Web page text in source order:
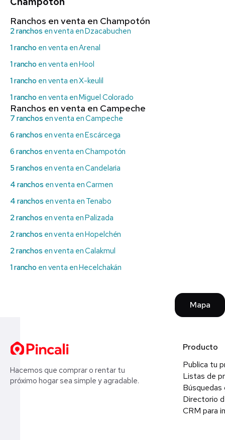
Ranchos en venta en Champotón
2 ranchos en venta en Dzacabuchen
1 rancho en venta en Arenal
1 rancho en venta en Hool
1 rancho en venta en X-keulil
1 rancho en venta en Miguel Colorado
Ranchos en venta en Campeche
7 ranchos en venta en Campeche
6 ranchos en venta en Escárcega
6 ranchos en venta en Champotón
5 ranchos en venta en Candelaria
4 ranchos en venta en Carmen
4 ranchos en venta en Tenabo
2 ranchos en venta en Palizada
2 ranchos en venta en Hopelchén
2 ranchos en venta en Calakmul
1 rancho en venta en Hecelchakán
Mapa
Hacemos que comprar o rentar tu
próximo hogar sea simple y agradable.
Producto
Publica tu
Listas de
Búsquedas
Directorio
CRM para